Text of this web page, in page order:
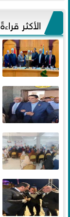
الأكثر قراءةً